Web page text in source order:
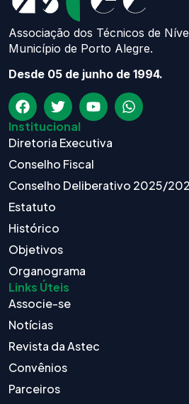
Associação dos Técnicos de
Município de Porto Alegre.
Desde 05 de junho de 1994.
Institucional
Diretoria Executiva
Conselho Fiscal
Conselho Deliberativo 2025/
Estatuto
Histórico
Objetivos
Organograma
Links Úteis
Associe-se
Notícias
Revista da Astec
Convênios
Parceiros